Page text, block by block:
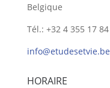
Belgique
Tél.: +32 4 355 17 84
info@etudesetvie.be
HORAIRE